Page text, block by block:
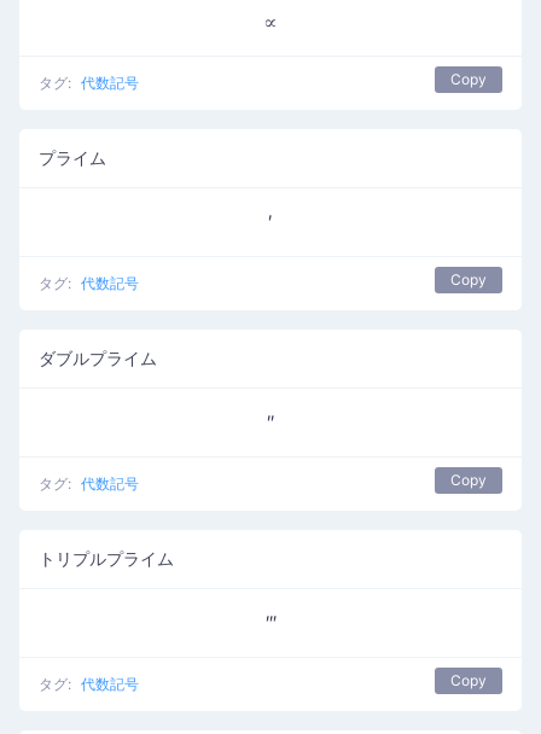
∝
タグ: 代数記号 Copy
プライム
′
タグ: 代数記号 Copy
ダブルプライム
″
タグ: 代数記号 Copy
トリプルプライム
‴
タグ: 代数記号 Copy